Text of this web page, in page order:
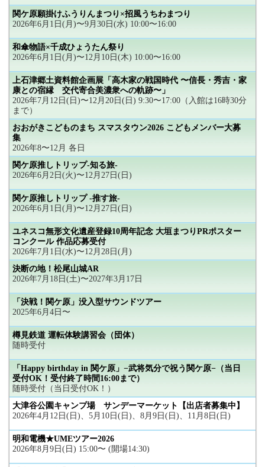
関ケ原願掛けふうりんまつり×招風うちわまつり
2026年6月1日(月)〜9月30日(水) 10:00〜16:00
和傘物語×千成ひょうたん祭り
2026年6月1日(月)〜12月10日(木) 10:00〜16:00
上石津郷土資料館企画展「高木家の戦国時代 〜信長・秀吉・家
康との宿縁 交代寄合美濃衆への軌跡〜」
2026年7月12日(日)〜12月20日(日) 9:30〜17:00（入館は16時30分
まで）
おおがきこどものまち スマスタウン2026 こどもメンバー大募
集
2026年8〜12月 各日
関ケ原推しトリップ-知る旅-
2026年6月2日(火)〜12月27日(日)
関ケ原推しトリップ -推す旅-
2026年6月1日(月)〜12月27日(日)
ユネスコ無形文化遺産登録10周年記念 大垣まつりPRポスター
コンクール 作品応募受付
2026年7月1日(水)〜12月28日(月)
決断の地！松尾山城AR
2026年7月18日(土)〜2027年3月17日
「決戦！関ケ原」没入型サウンドツアー
2025年6月4日〜
樽見鉄道 運転体験講習会（団体）
随時受付
「Happy birthday in 関ケ原」−武将気分で祝う関ケ原−（当日
受付OK！受付終了時間16:00まで）
随時受付（当日受付OK！）
大津谷公園キャンプ場 サンデーマーケット【出店者募集中】
2026年4月12日(日)、5月10日(日)、8月9日(日)、11月8日(日)
明和電機★UMEツアー2026
2026年8月9日(日) 15:00〜 (開場14:30)